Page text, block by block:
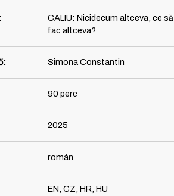
:
CALIU: Nicidecum altceva, ce să
fac altceva?
: Simona Constantin
90 perc
2025
román
EN, CZ, HR, HU